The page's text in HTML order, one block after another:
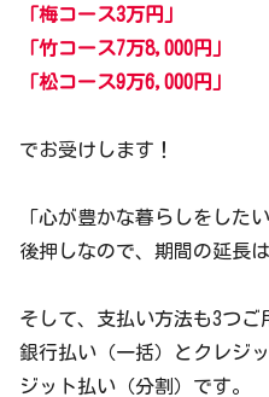
「梅コース3万円」
「竹コース7万8,000円」
「松コース9万6,000円」
でお受けします！
「心が豊かな暮らしをした
後押しなので、期間の延長
そして、支払い方法も3つご
銀行払い（一括）とクレジ
ジット払い（分割）です。